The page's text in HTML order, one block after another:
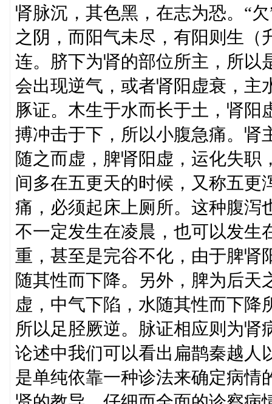
肾脉沉，其色黑，在志为恐。“
之阴，而阳气未尽，有阳则生（
连。脐下为肾的部位所主，所以
会出现逆气，或者肾阳虚衰，主
豚证。木生于水而长于土，肾阳
搏冲击于下，所以小腹急痛。肾
随之而虚，脾肾阳虚，运化失职
间多在五更天的时候，又称五
痛，必须起床上厕所。这种腹泻
不一定发生在凌晨，也可以发生
重，甚至是完谷不化，由于脾肾
随其性而下降。另外，脾为后天
虚，中气下陷，水随其性而下降
所以足胫厥逆。脉证相应则为肾
论述中我们可以看出扁鹊秦越人
是单纯依靠一种诊法来确定病情